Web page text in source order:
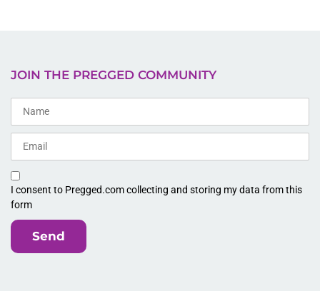
JOIN THE PREGGED COMMUNITY
I consent to Pregged.com collecting and storing my data from this
form
Send